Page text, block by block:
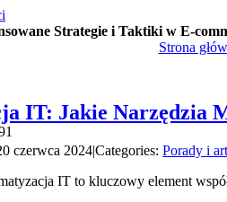
Strategie i Taktiki w E-
Strona
IT: Jakie Narzędzia
czerwca 2024|Categories:Porady i
IT to kluczowy element